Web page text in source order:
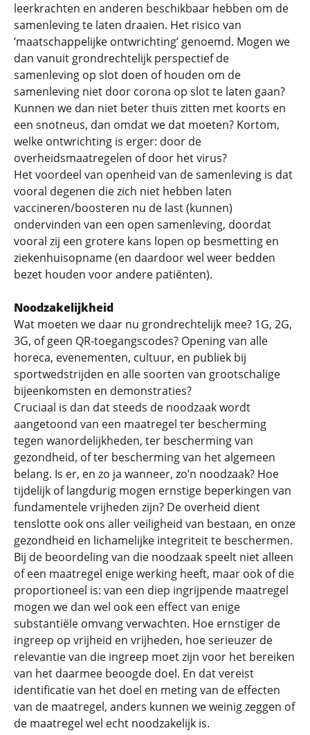
leerkrachten en anderen beschikbaar hebben om de
samenleving te laten draaien. Het risico van
‘maatschappelijke ontwrichting’ genoemd. Mogen we
dan vanuit grondrechtelijk perspectief de
samenleving op slot doen of houden om de
samenleving niet door corona op slot te laten gaan?
Kunnen we dan niet beter thuis zitten met koorts en
een snotneus, dan omdat we dat moeten? Kortom,
welke ontwrichting is erger: door de
overheidsmaatregelen of door het virus?
Het voordeel van openheid van de samenleving is dat
vooral degenen die zich niet hebben laten
vaccineren/boosteren nu de last (kunnen)
ondervinden van een open samenleving, doordat
vooral zij een grotere kans lopen op besmetting en
ziekenhuisopname (en daardoor wel weer bedden
bezet houden voor andere patiënten).
Noodzakelijkheid
Wat moeten we daar nu grondrechtelijk mee? 1G, 2G,
3G, of geen QR-toegangscodes? Opening van alle
horeca, evenementen, cultuur, en publiek bij
sportwedstrijden en alle soorten van grootschalige
bijeenkomsten en demonstraties?
Cruciaal is dan dat steeds de noodzaak wordt
aangetoond van een maatregel ter bescherming
tegen wanordelijkheden, ter bescherming van
gezondheid, of ter bescherming van het algemeen
belang. Is er, en zo ja wanneer, zo’n noodzaak? Hoe
tijdelijk of langdurig mogen ernstige beperkingen van
fundamentele vrijheden zijn? De overheid dient
tenslotte ook ons aller veiligheid van bestaan, en onze
gezondheid en lichamelijke integriteit te beschermen.
Bij de beoordeling van die noodzaak speelt niet alleen
of een maatregel enige werking heeft, maar ook of die
proportioneel is: van een diep ingrijpende maatregel
mogen we dan wel ook een effect van enige
substantiële omvang verwachten. Hoe ernstiger de
ingreep op vrijheid en vrijheden, hoe serieuzer de
relevantie van die ingreep moet zijn voor het bereiken
van het daarmee beoogde doel. En dat vereist
identificatie van het doel en meting van de effecten
van de maatregel, anders kunnen we weinig zeggen of
de maatregel wel echt noodzakelijk is.